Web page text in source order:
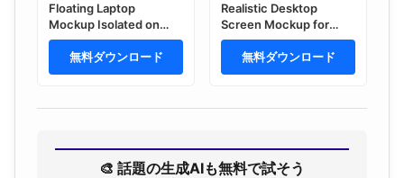
Floating Laptop
Mockup Isolated on
White Background
無料ダウンロード
Realistic Desktop
Screen Mockup for
Web Design Portfolio
Showcase
無料ダウンロード
🎨 話題の生成AIも無料で試そう